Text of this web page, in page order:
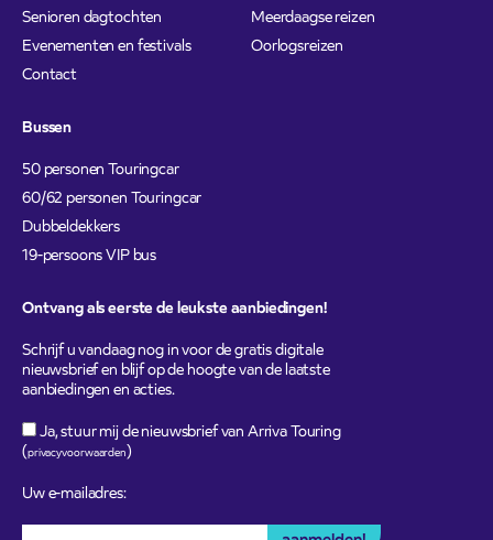
Senioren dagtochten
Evenementen en festivals
Contact
Meerdaagse reizen
Oorlogsreizen
Bussen
50 personen Touringcar
60/62 personen Touringcar
Dubbeldekkers
19-persoons VIP bus
Ontvang als eerste de leukste aanbiedingen!
Schrijf u vandaag nog in voor de gratis digitale
nieuwsbrief en blijf op de hoogte van de laatste
aanbiedingen en acties.
Ja, stuur mij de nieuwsbrief van Arriva Touring
(privacyvoorwaarden)
Uw e-mailadres: